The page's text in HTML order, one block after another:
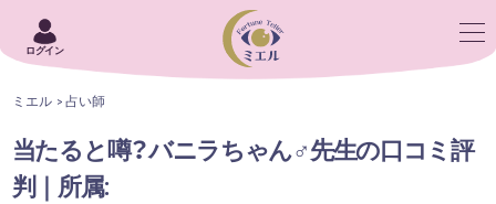
ログイン
ミエル 占い師
当たると噂？バニラちゃん♂先生の口コミ評
判｜所属: